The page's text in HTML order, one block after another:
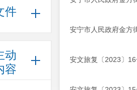
件
动
容
安宁市人民政府金方
安文旅复〔2023〕